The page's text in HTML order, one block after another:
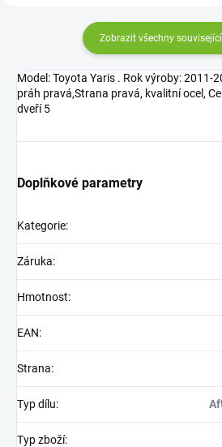
Zobrazit všechny
Model: Toyota Yaris . Rok výroby: 2011-
práh pravá,Strana pravá, kvalitní ocel,
dveří 5
Doplňkové parametry
Kategorie:
Záruka:
Hmotnost:
EAN:
Strana:
Typ dílu:
Typ zboží: